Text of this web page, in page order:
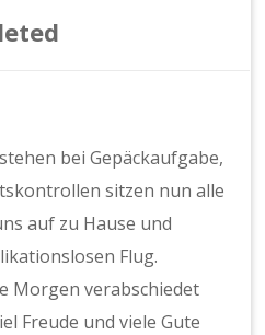
bei Gepäckaufgabe,
sitzen nun alle
auf zu Hause und
Flug.
Morgen verabschiedet
Freude und viele Gute